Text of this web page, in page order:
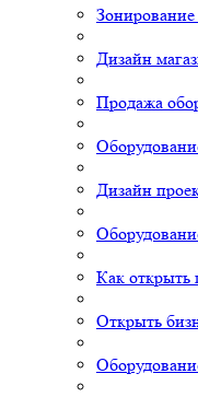
Зонирование
Дизайн
Продажа
Дизайн
Как открыть
Открыть